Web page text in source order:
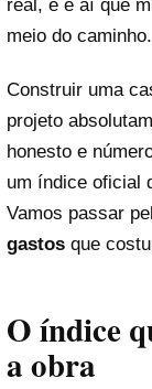
real, e é aí que
meio do caminho.
Construir uma
projeto
honesto e
um índice oficial
Vamos passar
gastos que
O índice
a obra